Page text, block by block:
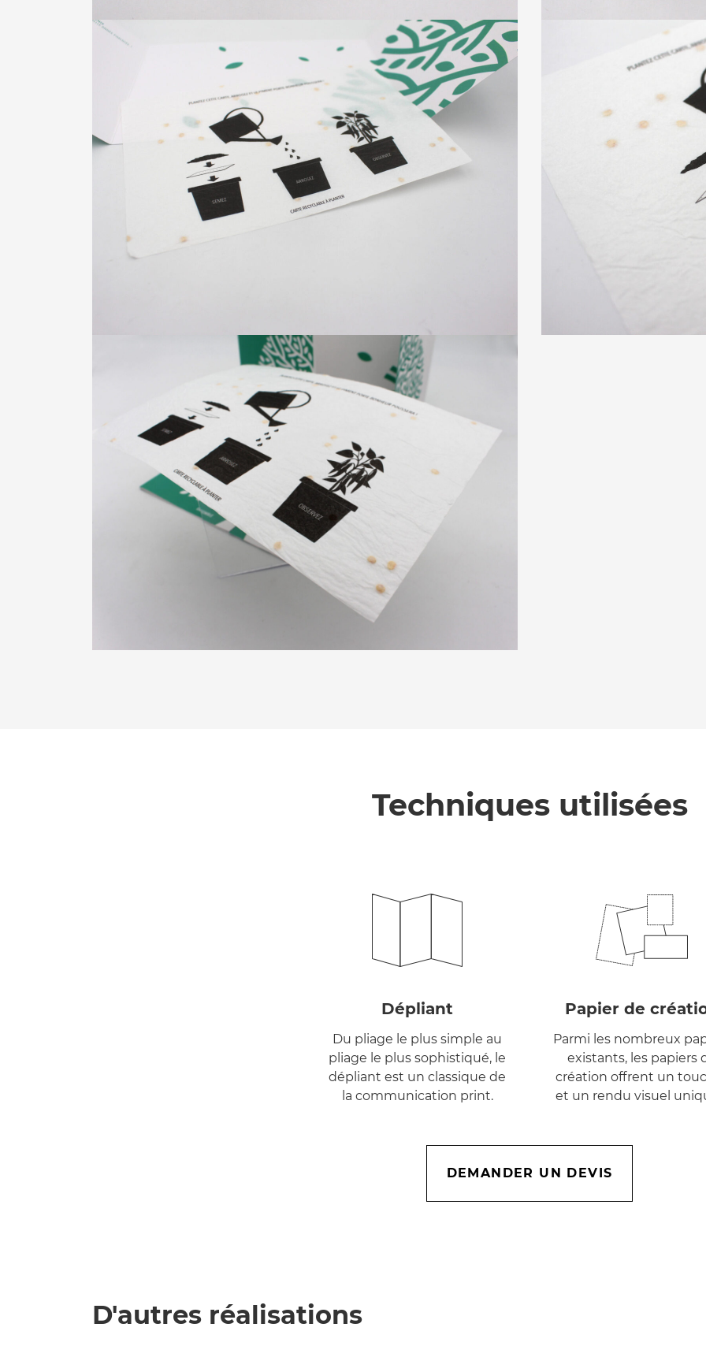
Techniques utilisées
Dépliant
Du pliage le plus simple au
pliage le plus sophistiqué, le
dépliant est un classique de
la communication print.
Papier de
Parmi les nombreux
existants, les papiers
création offrent un
et un rendu visuel
DEMANDER UN DEVIS
D'autres réalisations